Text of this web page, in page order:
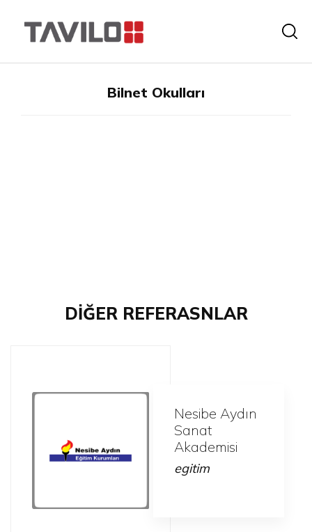
Bilnet Okulları
DİĞER REFERASNLAR
Nesibe Aydın
Sanat
Akademisi
egitim